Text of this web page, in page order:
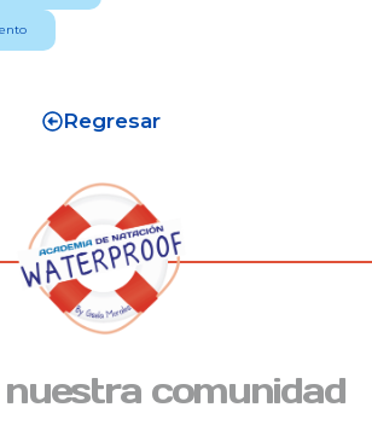
Regresar
comunidad